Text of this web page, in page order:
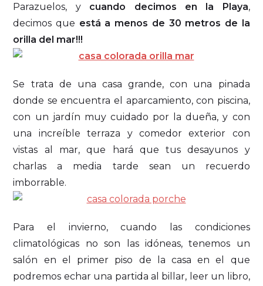
Parazuelos, y cuando decimos en la Playa,
decimos que está a menos de 30 metros de la
orilla del mar!!!
Se trata de una casa grande, con una pinada
donde se encuentra el aparcamiento, con piscina,
con un jardín muy cuidado por la dueña, y con
una increíble terraza y comedor exterior con
vistas al mar, que hará que tus desayunos y
charlas a media tarde sean un recuerdo
imborrable.
Para el invierno, cuando las condiciones
climatológicas no son las idóneas, tenemos un
salón en el primer piso de la casa en el que
podremos echar una partida al billar, leer un libro,